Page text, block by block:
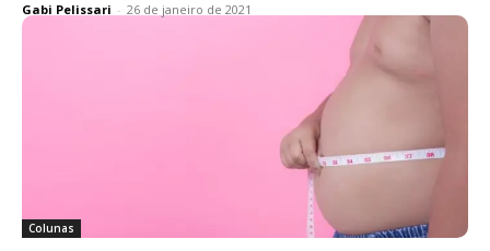
Gabi Pelissari - 26 de janeiro de 2021
Colunas